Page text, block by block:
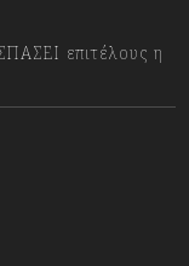
επιτέλους η